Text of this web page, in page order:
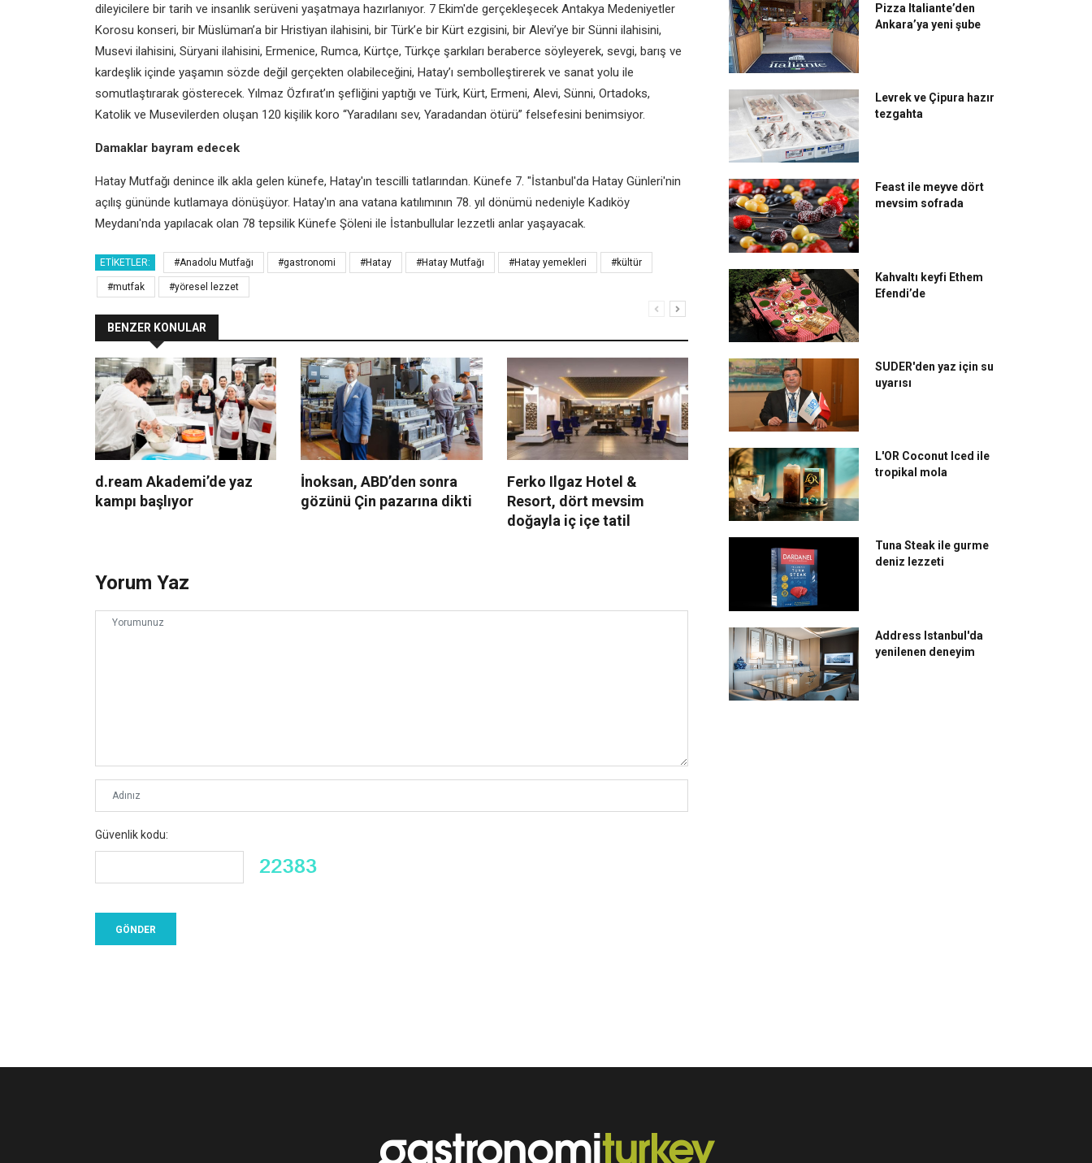
dileyicilere bir tarih ve insanlık serüveni yaşatmaya hazırlanıyor. 7 Ekim'de gerçekleşecek Antakya Medeniyetler
Korosu konseri, bir Müslüman’a bir Hristiyan ilahisini, bir Türk’e bir Kürt ezgisini, bir Alevi’ye bir Sünni ilahisini,
Musevi ilahisini, Süryani ilahisini, Ermenice, Rumca, Kürtçe, Türkçe şarkıları beraberce söyleyerek, sevgi, barış ve
kardeşlik içinde yaşamın sözde değil gerçekten olabileceğini, Hatay’ı sembolleştirerek ve sanat yolu ile
somutlaştırarak gösterecek. Yılmaz Özfırat’ın şefliğini yaptığı ve Türk, Kürt, Ermeni, Alevi, Sünni, Ortadoks,
Katolik ve Musevilerden oluşan 120 kişilik koro “Yaradılanı sev, Yaradandan ötürü” felsefesini benimsiyor.
Damaklar bayram edecek
Hatay Mutfağı denince ilk akla gelen künefe, Hatay'ın tescilli tatlarından. Künefe 7. "İstanbul'da Hatay Günleri'nin
açılış gününde kutlamaya dönüşüyor. Hatay'ın ana vatana katılımının 78. yıl dönümü nedeniyle Kadıköy
Meydanı'nda yapılacak olan 78 tepsilik Künefe Şöleni ile İstanbullular lezzetli anlar yaşayacak.
ETIKETLER: #Anadolu Mutfağı #gastronomi #Hatay #Hatay Mutfağı #Hatay yemekleri #kültür
#mutfak #yöresel lezzet
BENZER KONULAR
d.ream Akademi’de yaz
kampı başlıyor
İnoksan, ABD’den sonra
gözünü Çin pazarına dikti
Ferko Ilgaz Hotel &
Resort, dört mevsim
doğayla iç içe tatil
d.ream Akademi Eylül
ayında yine lezzet dolu
Popeyes’tan aile boyu
Yorum Yaz
Güvenlik kodu:
Pizza Italiante’den
Ankara’ya yeni şube
Levrek ve Çipura hazır
tezgahta
Feast ile meyve dört
mevsim sofrada
Kahvaltı keyfi Ethem
Efendi’de
SUDER'den yaz için su
uyarısı
L'OR Coconut Iced ile
tropikal mola
Tuna Steak ile gurme
deniz lezzeti
Address Istanbul'da
yenilenen deneyim